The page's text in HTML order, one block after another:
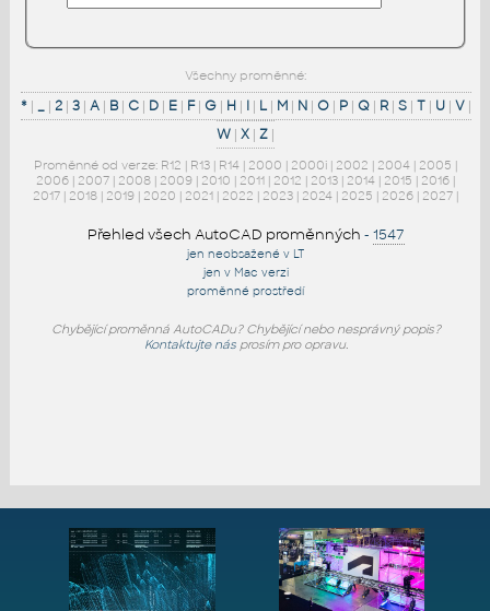
Všechny proměnné:
*| _| 2| 3| A| B| C| D| E| F| G| H | I| L| M| N| O| P| Q| R| S| T| U| V|
W | X | Z |
Proměnné od verze: R12 | R13 | R14 | 2000 | 2000i | 2002 | 2004 | 2005 |
2006 | 2007 | 2008 | 2009 | 2010 | 2011 | 2012 | 2013 | 2014 | 2015 | 2016 |
2017 | 2018 | 2019 | 2020 | 2021 | 2022 | 2023 | 2024 | 2025 | 2026 | 2027 |
Přehled všech AutoCAD proměnných - 1547
jen neobsažené v LT
jen v Mac verzi
proměnné prostředí
Chybějící proměnná AutoCADu? Chybějící nebo nesprávný popis?
Kontaktujte násprosím pro opravu.